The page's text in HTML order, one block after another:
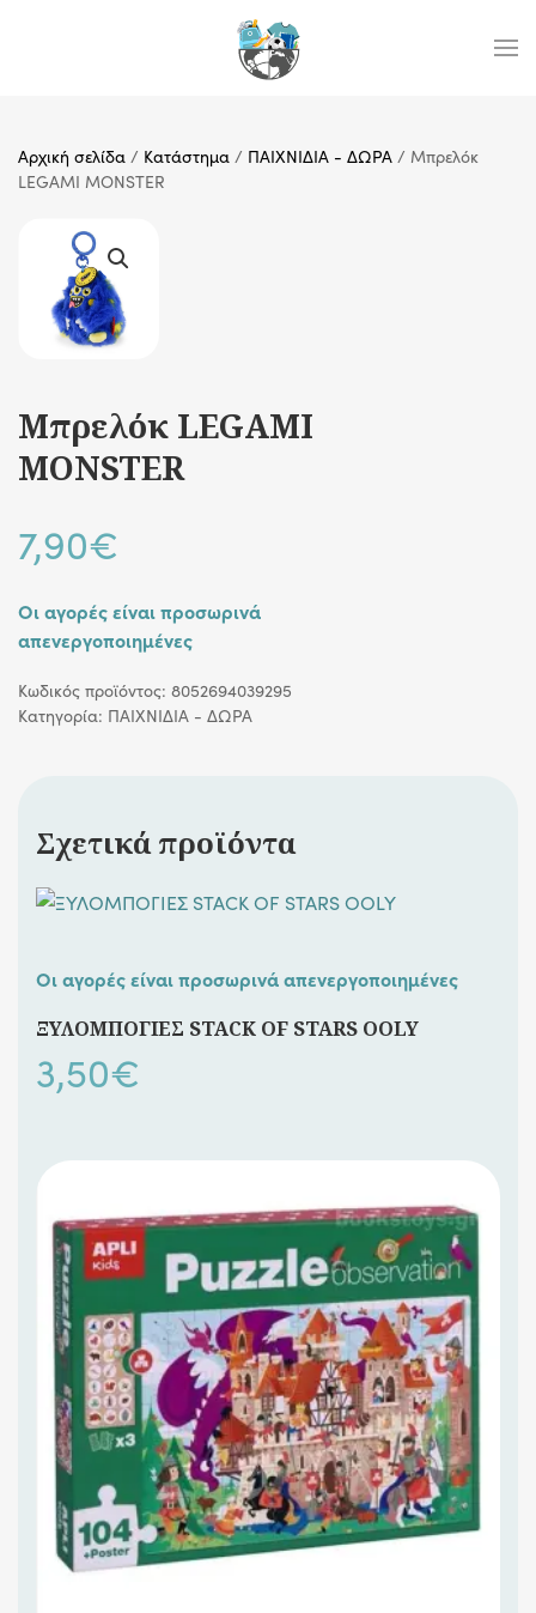
Αρχική σελίδα / Κατάστημα / ΠΑΙΧΝΙΔΙΑ - ΔΩΡΑ / Μπρελόκ
LEGAMI MONSTER
Μπρελόκ LEGAMI
MONSTER
7,90€
Οι αγορές είναι προσωρινά
απενεργοποιημένες
Κωδικός προϊόντος: 8052694039295
Κατηγορία: ΠΑΙΧΝΙΔΙΑ - ΔΩΡΑ
Σχετικά προϊόντα
Οι αγορές είναι προσωρινά απενεργοποιημένες
ΞΥΛΟΜΠΟΓΙΕΣ STACK OF STARS OOLY
3,50€